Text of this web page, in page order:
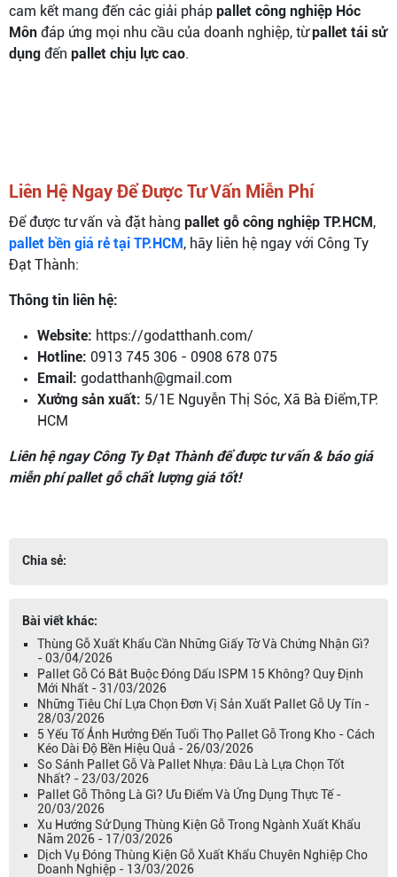
cam kết mang đến các giải pháp pallet công nghiệp Hóc
Môn đáp ứng mọi nhu cầu của doanh nghiệp, từpallet tái sử
dụng đến pallet chịu lực cao.
Liên Hệ Ngay Để Được Tư Vấn Miễn Phí
Để được tư vấn và đặt hàng pallet gỗ công nghiệp TP.HCM,
pallet bền giá rẻ tại TP.HCM, hãy liên hệ ngay với Công Ty
Đạt Thành:
Thông tin liên hệ:
Website: https://godatthanh.com/
Hotline: 0913 745 306 - 0908 678 075
Email: godatthanh@gmail.com
Xưởng sản xuất: 5/1E Nguyễn Thị Sóc, Xã Bà Điểm,TP.
HCM
Liên hệ ngay Công Ty Đạt Thành để được tư vấn & báo giá
miễn phí pallet gỗ chất lượng giá tốt!
Chia sẻ:
Bài viết khác:
Thùng Gỗ Xuất Khẩu Cần Những Giấy Tờ Và Chứng Nhận Gì?
- 03/04/2026
Pallet Gỗ Có Bắt Buộc Đóng Dấu ISPM 15 Không? Quy Định
Mới Nhất - 31/03/2026
Những Tiêu Chí Lựa Chọn Đơn Vị Sản Xuất Pallet Gỗ Uy Tín -
28/03/2026
5 Yếu Tố Ảnh Hưởng Đến Tuổi Thọ Pallet Gỗ Trong Kho - Cách
Kéo Dài Độ Bền Hiệu Quả - 26/03/2026
So Sánh Pallet Gỗ Và Pallet Nhựa: Đâu Là Lựa Chọn Tốt
Nhất? - 23/03/2026
Pallet Gỗ Thông Là Gì? Ưu Điểm Và Ứng Dụng Thực Tế -
20/03/2026
Xu Hướng Sử Dụng Thùng Kiện Gỗ Trong Ngành Xuất Khẩu
Năm 2026 - 17/03/2026
Dịch Vụ Đóng Thùng Kiện Gỗ Xuất Khẩu Chuyên Nghiệp Cho
Doanh Nghiệp - 13/03/2026